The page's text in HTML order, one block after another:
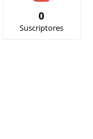
0
Suscriptores